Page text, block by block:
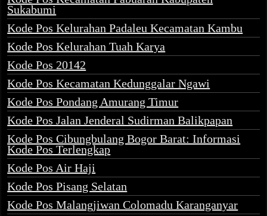
Sukabumi
Kode Pos Kelurahan Padaleu Kecamatan Kambu
Kode Pos Kelurahan Tuah Karya
Kode Pos 20142
Kode Pos Kecamatan Kedunggalar Ngawi
Kode Pos Pondang Amurang Timur
Kode Pos Jalan Jenderal Sudirman Balikpapan
Kode Pos Cibungbulang Bogor Barat: Informasi
Kode Pos Terlengkap
Kode Pos Air Haji
Kode Pos Pisang Selatan
Kode Pos Malangjiwan Colomadu Karanganyar